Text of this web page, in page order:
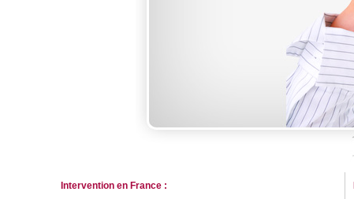
Intervention en France :